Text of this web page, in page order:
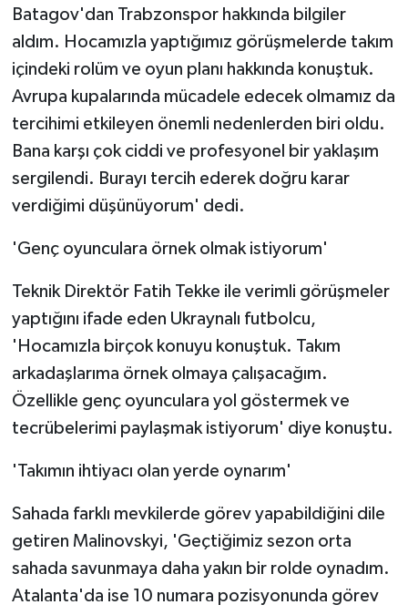
Batagov'dan Trabzonspor hakkında bilgiler
aldım. Hocamızla yaptığımız görüşmelerde takım
içindeki rolüm ve oyun planı hakkında konuştuk.
Avrupa kupalarında mücadele edecek olmamız da
tercihimi etkileyen önemli nedenlerden biri oldu.
Bana karşı çok ciddi ve profesyonel bir yaklaşım
sergilendi. Burayı tercih ederek doğru karar
verdiğimi düşünüyorum' dedi.
'Genç oyunculara örnek olmak istiyorum'
Teknik Direktör Fatih Tekke ile verimli görüşmeler
yaptığını ifade eden Ukraynalı futbolcu,
'Hocamızla birçok konuyu konuştuk. Takım
arkadaşlarıma örnek olmaya çalışacağım.
Özellikle genç oyunculara yol göstermek ve
tecrübelerimi paylaşmak istiyorum' diye konuştu.
'Takımın ihtiyacı olan yerde oynarım'
Sahada farklı mevkilerde görev yapabildiğini dile
getiren Malinovskyi, 'Geçtiğimiz sezon orta
sahada savunmaya daha yakın bir rolde oynadım.
Atalanta'da ise 10 numara pozisyonunda görev
SİYASET
SPOR HABERLERİ
TEKNOLOJİ
Turizm
YEREL